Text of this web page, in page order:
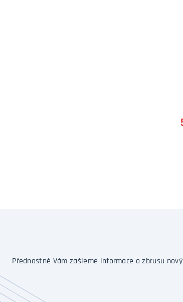
Přednostně Vám zašleme informace o zbrusu